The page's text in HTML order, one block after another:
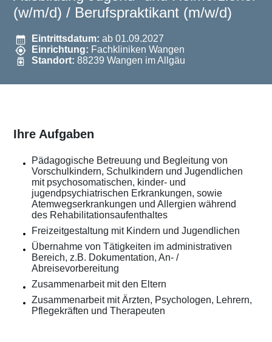
(w/m/d) / Berufspraktikant (m/w/d)
Eintrittsdatum: ab 01.09.2027
Einrichtung: Fachkliniken Wangen
Standort: 88239 Wangen im Allgäu
Ihre Aufgaben
Pädagogische Betreuung und Begleitung von
Vorschulkindern, Schulkindern und Jugendlichen
mit psychosomatischen, kinder- und
jugendpsychiatrischen Erkrankungen, sowie
Atemwegserkrankungen und Allergien während
des Rehabilitationsaufenthaltes
Freizeitgestaltung mit Kindern und Jugendlichen
Übernahme von Tätigkeiten im administrativen
Bereich, z.B. Dokumentation, An- /
Abreisevorbereitung
Zusammenarbeit mit den Eltern
Zusammenarbeit mit Ärzten, Psychologen, Lehrern,
Pflegekräften und Therapeuten